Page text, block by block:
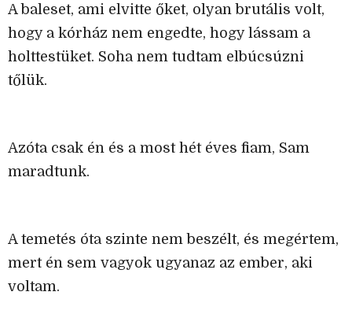
A baleset, ami elvitte őket, olyan brutális volt,
hogy a kórház nem engedte, hogy lássam a
holttestüket. Soha nem tudtam elbúcsúzni
tőlük.
Azóta csak én és a most hét éves fiam, Sam
maradtunk.
A temetés óta szinte nem beszélt, és megértem,
mert én sem vagyok ugyanaz az ember, aki
voltam.